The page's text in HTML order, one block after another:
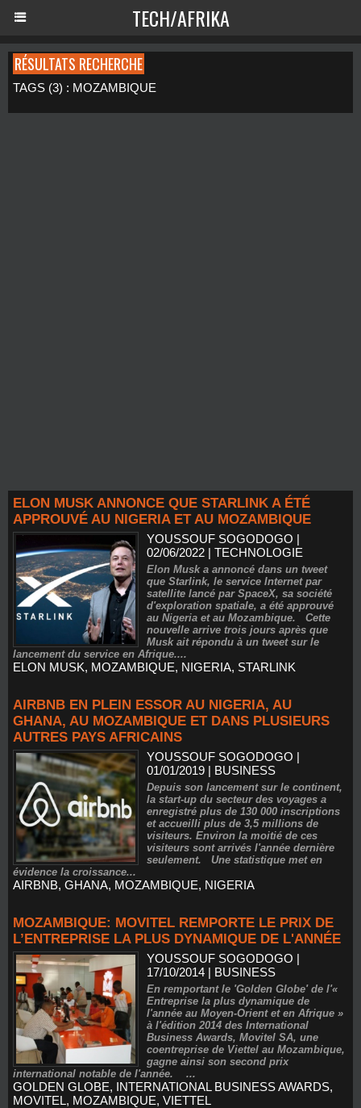
TECH/AFRIKA
RÉSULTATS RECHERCHE
TAGS (3) : MOZAMBIQUE
ELON MUSK ANNONCE QUE STARLINK A ÉTÉ
APPROUVÉ AU NIGERIA ET AU MOZAMBIQUE
YOUSSOUF SOGODOGO |
02/06/2022 |TECHNOLOGIE
Elon Musk a annoncé dans un tweet
que Starlink, le service Internet par
satellite lancé par SpaceX, sa société
d'exploration spatiale, a été approuvé
au Nigeria et au Mozambique. Cette
nouvelle arrive trois jours après que
Musk ait répondu à un tweet sur le
lancement du service en Afrique....
ELON MUSK, MOZAMBIQUE, NIGERIA, STARLINK
AIRBNB EN PLEIN ESSOR AU NIGERIA, AU
GHANA, AU MOZAMBIQUE ET DANS PLUSIEURS
AUTRES PAYS AFRICAINS
YOUSSOUF SOGODOGO |
01/01/2019 | BUSINESS
Depuis son lancement sur le continent,
la start-up du secteur des voyages a
enregistré plus de 130 000 inscriptions
et accueilli plus de 3,5 millions de
visiteurs. Environ la moitié de ces
visiteurs sont arrivés l'année dernière
seulement. Une statistique met en
évidence la croissance...
AIRBNB, GHANA, MOZAMBIQUE, NIGERIA
MOZAMBIQUE: MOVITEL REMPORTE LE PRIX DE
L’ENTREPRISE LA PLUS DYNAMIQUE DE L'ANNÉE
YOUSSOUF SOGODOGO |
17/10/2014 | BUSINESS
En remportant le 'Golden Globe' de l'«
Entreprise la plus dynamique de
l'année au Moyen-Orient et en Afrique »
à l'édition 2014 des International
Business Awards, Movitel SA, une
coentreprise de Viettel au Mozambique,
gagne ainsi son second prix
international notable de l'année. ...
GOLDEN GLOBE, INTERNATIONAL BUSINESS AWARDS,
MOVITEL, MOZAMBIQUE, VIETTEL